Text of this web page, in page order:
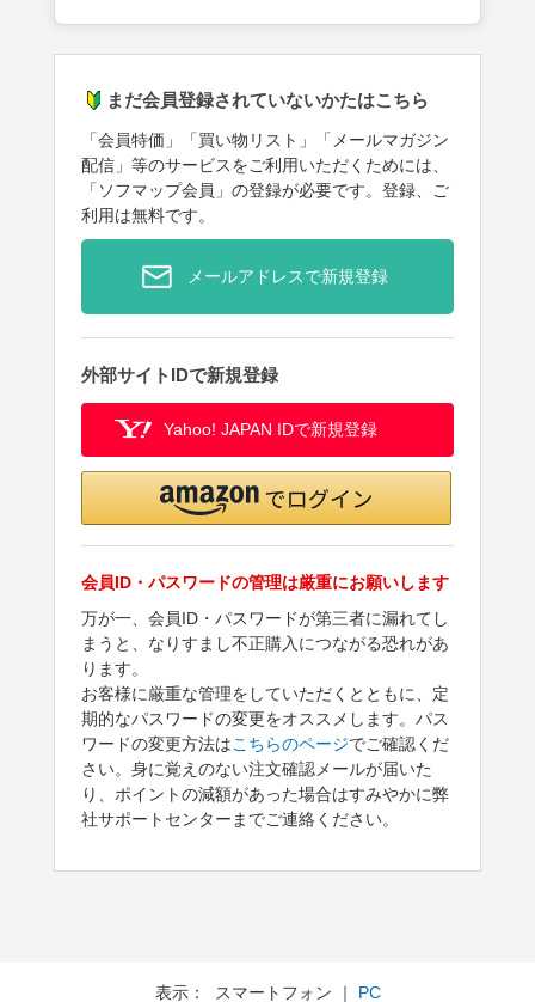
まだ会員登録されていないかたはこちら
「会員特価」「買い物リスト」「メールマガジン
配信」等のサービスをご利用いただくためには、
「ソフマップ会員」の登録が必要です。登録、ご
利用は無料です。
メールアドレスで新規登録
外部サイトIDで新規登録
Yahoo! JAPAN IDで新規登録
会員ID・パスワードの管理は厳重にお願いします
万が一、会員ID・パスワードが第三者に漏れてし
まうと、なりすまし不正購入につながる恐れがあ
ります。
お客様に厳重な管理をしていただくとともに、定
期的なパスワードの変更をオススメします。パス
ワードの変更方法はこちらのページでご確認くだ
さい。身に覚えのない注文確認メールが届いた
り、ポイントの減額があった場合はすみやかに弊
社サポートセンターまでご連絡ください。
表示： スマートフォン ｜ PC